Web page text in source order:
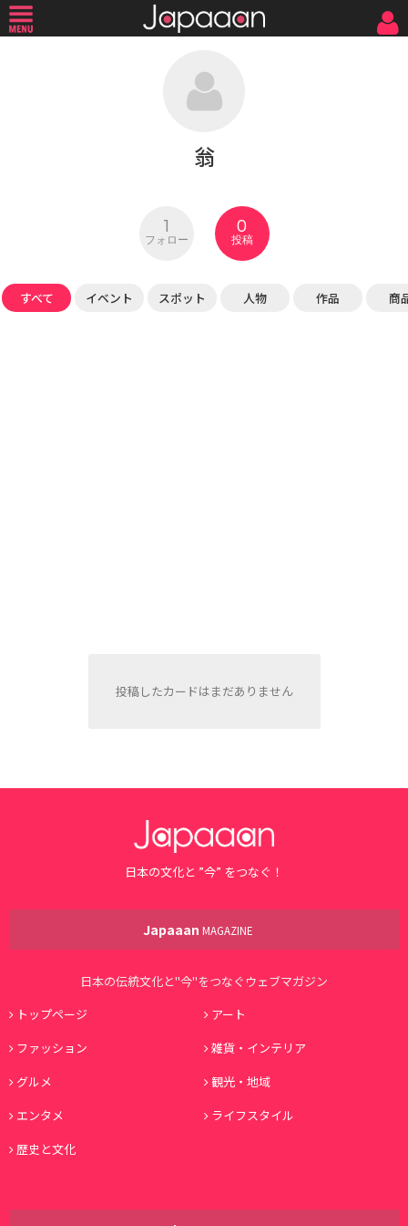
翁
1
フォロー
0
投稿
すべて イベント スポット 人物 作品 商
投稿したカードはまだありません
日本の文化と ”今” をつなぐ！
Japaaan MAGAZINE
日本の伝統文化と"今"をつなぐウェブマガジン
トップページ
アート
ファッション
雑貨・インテリア
グルメ
観光・地域
エンタメ
ライフスタイル
歴史と文化